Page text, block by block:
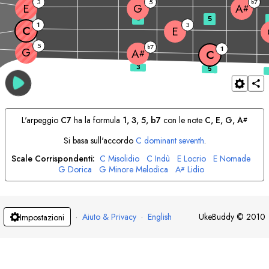
G 5
A#
b7 C 1
C 1 E 3
E G A#
3 5
L'arpeggio C7 ha la formula 1, 3, 5, b7 con le note C, E, G, A#
Si basa sull'accordo C dominant seventh.
Scale Corrispondenti: C Misolidio C Indù E Locrio E Nomade
G Dorica G Minore Melodica A# Lidio
Impostazioni · Aiuto & Privacy · English UkeBuddy © 2010